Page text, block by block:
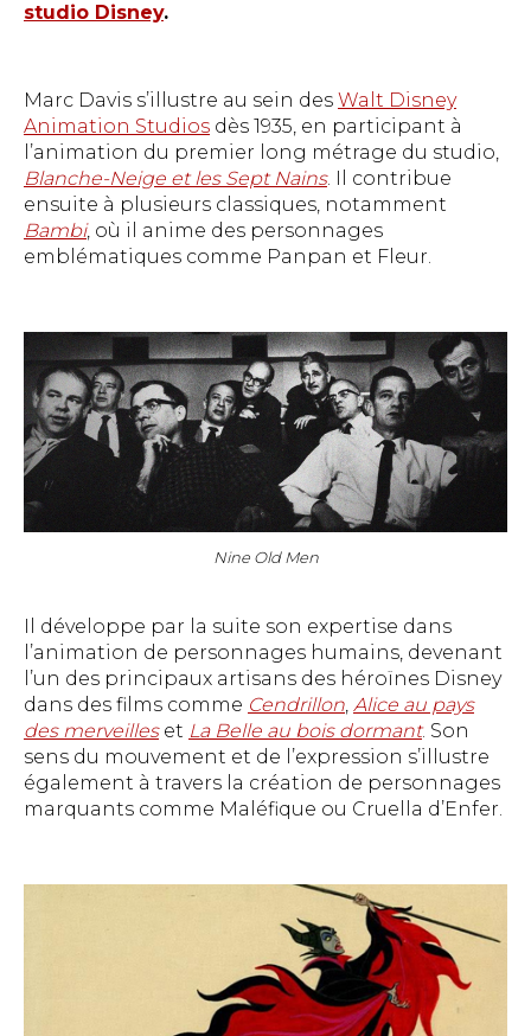
studio Disney.
Marc Davis s’illustre au sein des Walt Disney
Animation Studios dès 1935, en participant à
l’animation du premier long métrage du studio,
Blanche-Neige et les Sept Nains. Il contribue
ensuite à plusieurs classiques, notamment
Bambi, où il anime des personnages
emblématiques comme Panpan et Fleur.
Nine Old Men
Il développe par la suite son expertise dans
l’animation de personnages humains, devenant
l’un des principaux artisans des héroïnes Disney
dans des films comme Cendrillon, Alice au pays
des merveilleset La Belle au bois dormant. Son
sens du mouvement et de l’expression s’illustre
également à travers la création de personnages
marquants comme Maléfique ou Cruella d’Enfer.